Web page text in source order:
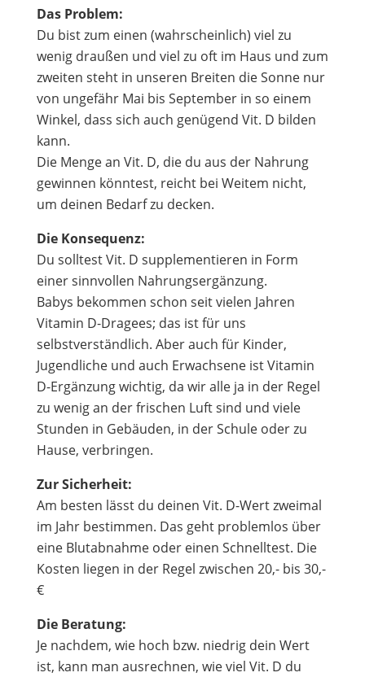
Das Problem:
Du bist zum einen (wahrscheinlich) viel zu
wenig draußen und viel zu oft im Haus und zum
zweiten steht in unseren Breiten die Sonne nur
von ungefähr Mai bis September in so einem
Winkel, dass sich auch genügend Vit. D bilden
kann.
Die Menge an Vit. D, die du aus der Nahrung
gewinnen könntest, reicht bei Weitem nicht,
um deinen Bedarf zu decken.
Die Konsequenz:
Du solltest Vit. D supplementieren in Form
einer sinnvollen Nahrungsergänzung.
Babys bekommen schon seit vielen Jahren
Vitamin D-Dragees; das ist für uns
selbstverständlich. Aber auch für Kinder,
Jugendliche und auch Erwachsene ist Vitamin
D-Ergänzung wichtig, da wir alle ja in der Regel
zu wenig an der frischen Luft sind und viele
Stunden in Gebäuden, in der Schule oder zu
Hause, verbringen.
Zur Sicherheit:
Am besten lässt du deinen Vit. D-Wert zweimal
im Jahr bestimmen. Das geht problemlos über
eine Blutabnahme oder einen Schnelltest. Die
Kosten liegen in der Regel zwischen 20,- bis 30,-
€
Die Beratung:
Je nachdem, wie hoch bzw. niedrig dein Wert
ist, kann man ausrechnen, wie viel Vit. D du